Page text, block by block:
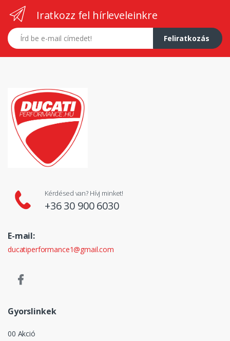
Iratkozz fel hírleveleinkre
E-mail címed
Feliratkozás
Kérdésed van? Hívj minket!
+36 30 900 6030
E-mail:
ducatiperformance1@gmail.com
Gyorslinkek
00 Akció